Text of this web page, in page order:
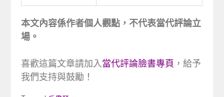
本文內容係作者個人觀點，不代表當代評論立
場。
喜歡這篇文章請加入當代評論臉書專頁 ，給予
我們支持與鼓勵！